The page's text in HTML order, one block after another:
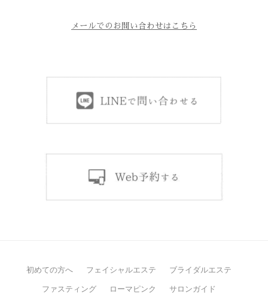
メールでのお問い合わせはこちら
初めての方へ フェイシャルエステ ブライダルエステ
ファスティング ローマピンク サロンガイド